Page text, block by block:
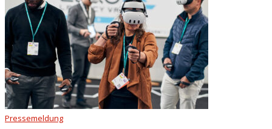
Pressemeldung